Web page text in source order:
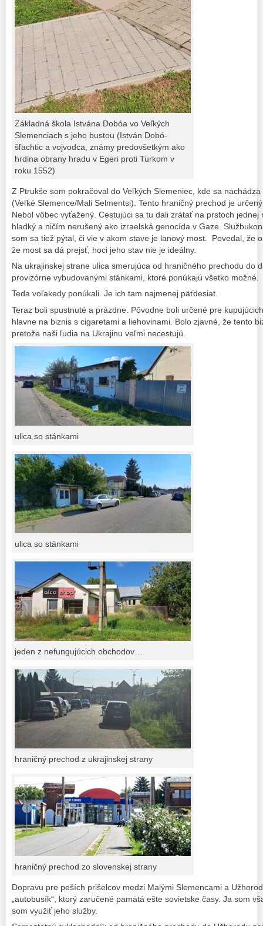
Základná škola Istvána Dobóa vo Veľkých
Slemenciach s jeho bustou (István Dobó-
šľachtic a vojvodca, známy predovšetkým ako
hrdina obrany hradu v Egeri proti Turkom v
roku 1552)
Z Ptrukše som pokračoval do Veľkých Slemeniec, kde sa
(Veľké Slemence/Mali Selmentsi). Tento hraničný prechod je
Nebol vôbec vyťažený. Cestujúci sa tu dali zrátať na prstoch jednej
hladký a ničím nerušený ako izraelská genocída v Gaze.
som sa tiež pýtal, či vie v akom stave je lanový most. Povedal, že
že most sa dá prejsť, hoci jeho stav nie je ideálny.
Na ukrajinskej strane ulica smerujúca od hraničného prechodu do
provizórne vybudovanými stánkami, ktoré ponúkajú všetko možné.
Teda voľakedy ponúkali. Je ich tam najmenej päťdesiat.
Teraz boli spustnuté a prázdne. Pôvodne boli určené pre
hlavne na biznis s cigaretami a liehovinami. Bolo zjavné, že tento
pretože naši ľudia na Ukrajinu veľmi necestujú.
ulica so stánkami
ulica so stánkami
jeden z nefungujúcich obchodov…
hraničný prechod z ukrajinskej strany
hraničný prechod zo slovenskej strany
Dopravu pre peších prišelcov medzi Malými Slemencami a
„autobusík“, ktorý zaručené pamätá ešte sovietske časy. Ja som
som využiť jeho služby.